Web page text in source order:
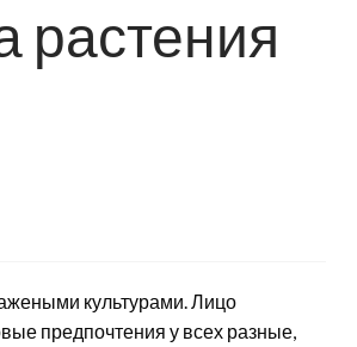
растения
культурами. Лицо
предпочтения у всех разные,